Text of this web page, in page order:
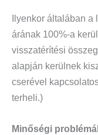
Ilyenkor általában a
árának 100%-a
visszatérítési
alapján kerülnek
cserével
terheli.)
Minőségi